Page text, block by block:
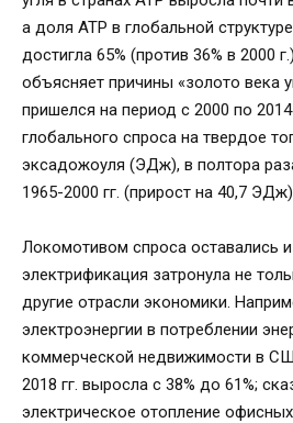
а доля АТР в глобальной
достигла 65% (против 36% в 2000
объясняет причины «золото века
пришелся на период с 2000 по 2014
глобального спроса на твердое
эксадожоуля (ЭДж), в полтора
1965-2000 гг. (прирост на 40,7
Локомотивом спроса оставались
электрификация затронула не
другие отрасли экономики.
электроэнергии в потреблении
коммерческой недвижимости в
2018 гг. выросла с 38% до 61%;
электрическое отопление